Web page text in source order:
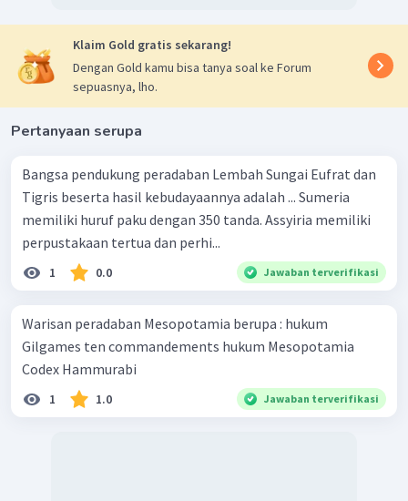
Klaim Gold gratis sekarang!
Dengan Gold kamu bisa tanya soal ke Forum
sepuasnya, lho.
Pertanyaan serupa
Bangsa pendukung peradaban Lembah Sungai Eufrat dan
Tigris beserta hasil kebudayaannya adalah ... Sumeria
memiliki huruf paku dengan 350 tanda. Assyiria memiliki
perpustakaan tertua dan perhi...
1 0.0 Jawaban terverifikasi
Warisan peradaban Mesopotamia berupa : hukum
Gilgames ten commandements hukum Mesopotamia
Codex Hammurabi
1 1.0 Jawaban terverifikasi